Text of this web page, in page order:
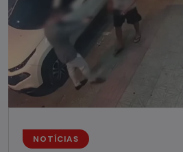
NOTÍCIAS